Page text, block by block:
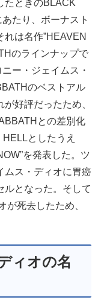
たときのBLACK
たり、ボーナスト
は名作”HEAVEN
のラインナップで
ー・ジェイムス・
のベストアル
好評だったため、
との差別化
としたうえ
を発表した。ツ
ムス・ディオに胃癌
ルとなった。そして
が死去したため、
ィオの名